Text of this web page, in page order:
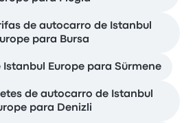
de autocarro de Istanbul
para Bursa
Europe para Sürmene
de autocarro de Istanbul
para Denizli